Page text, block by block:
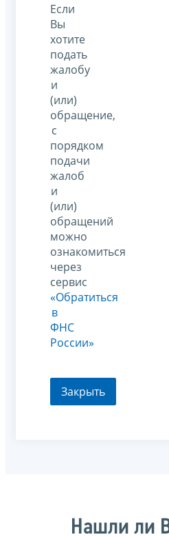
Если
Вы
хотите
подать
жалобу
и
(или)
обращение,
с
порядком
подачи
жалоб
и
(или)
обращений
можно
ознакомиться
через
сервис
«Обратиться
в
ФНС
России»
Закрыть
Нашли ли